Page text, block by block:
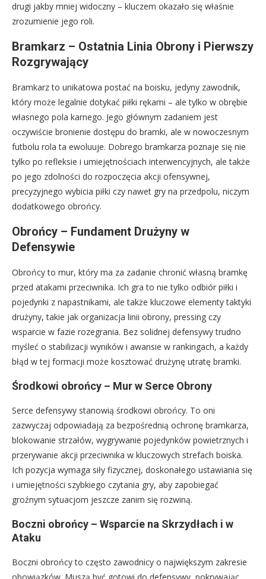
drugi jakby mniej widoczny – kluczem okazało się właśnie
zrozumienie jego roli.
Bramkarz – Ostatnia Linia Obrony i Pierwszy
Rozgrywający
Bramkarz to unikatowa postać na boisku, jedyny zawodnik,
który może legalnie dotykać piłki rękami – ale tylko w obrębie
własnego pola karnego. Jego głównym zadaniem jest
oczywiście bronienie dostępu do bramki, ale w nowoczesnym
futbolu rola ta ewoluuje. Dobrego bramkarza poznaje się nie
tylko po refleksie i umiejętnościach interwencyjnych, ale także
po jego zdolności do rozpoczęcia akcji ofensywnej,
precyzyjnego wybicia piłki czy nawet gry na przedpolu, niczym
dodatkowego obrońcy.
Obrońcy – Fundament Drużyny w
Defensywie
Obrońcy to mur, który ma za zadanie chronić własną bramkę
przed atakami przeciwnika. Ich gra to nie tylko odbiór piłki i
pojedynki z napastnikami, ale także kluczowe elementy taktyki
drużyny, takie jak organizacja linii obrony, pressing czy
wsparcie w fazie rozegrania. Bez solidnej defensywy trudno
myśleć o stabilizacji wyników i awansie w rankingach, a każdy
błąd w tej formacji może kosztować drużynę utratę bramki.
Środkowi obrońcy – Mur w Serce Obrony
Serce defensywy stanowią środkowi obrońcy. To oni
zazwyczaj odpowiadają za bezpośrednią ochronę bramkarza,
blokowanie strzałów, wygrywanie pojedynków powietrznych i
przerywanie akcji przeciwnika w kluczowych strefach boiska.
Ich pozycja wymaga siły fizycznej, doskonałego ustawiania się
i umiejętności szybkiego czytania gry, aby zapobiegać
groźnym sytuacjom jeszcze zanim się rozwiną.
Boczni obrońcy – Wsparcie na Skrzydłach i w
Ataku
Boczni obrońcy to często zawodnicy o największym zakresie